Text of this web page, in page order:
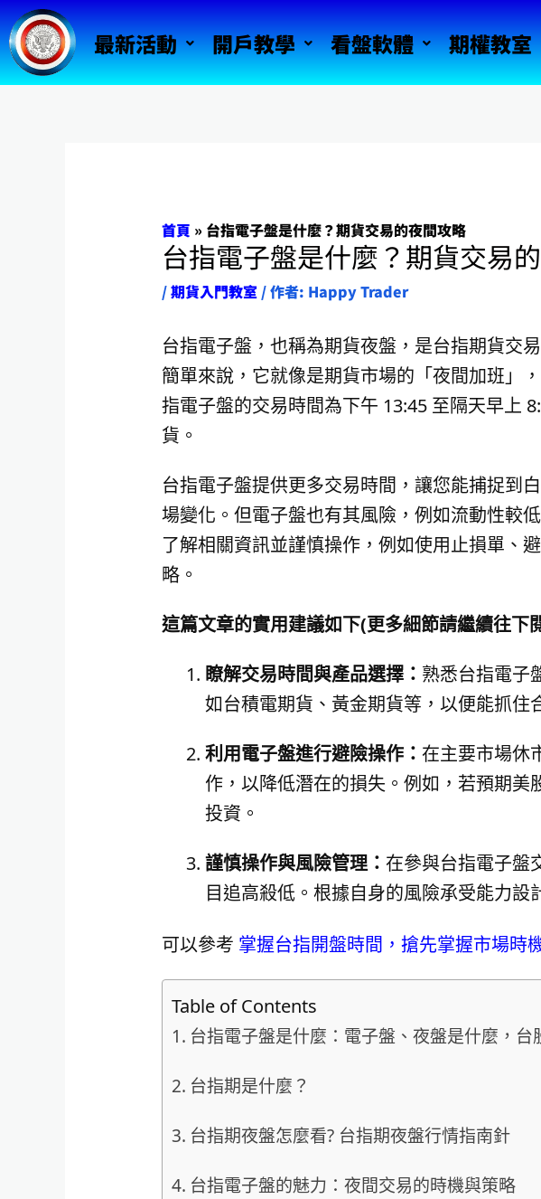
跳
至
主
最新活動 開戶教學 看盤軟體 期權教室
首頁 » 台指電子盤是什麼？期貨交易的夜間攻略
台指電子盤是什麼？期貨交易
/期貨入門教室/ 作者: Happy Trader
台指電子盤，也稱為期貨夜盤，是台指期貨交
簡單來說，它就像是期貨市場的「夜間加班」
指電子盤的交易時間為下午 13:45 至隔天早上
貨。
台指電子盤提供更多交易時間，讓您能捕捉到
場變化。但電子盤也有其風險，例如流動性較
了解相關資訊並謹慎操作，例如使用止損單、
略。
這篇文章的實用建議如下(更多細節請繼續往下
瞭解交易時間與產品選擇： 熟悉台指電子
如台積電期貨、黃金期貨等，以便能抓住
利用電子盤進行避險操作： 在主要市場休
作，以降低潛在的損失。例如，若預期
投資。
謹慎操作與風險管理： 在參與台指電子盤
目追高殺低。根據自身的風險承受能力設
可以參考 掌握台指開盤時間，搶先掌握市場時
Table of Contents
台指電子盤是什麼：電子盤、夜盤是什麼，
台指期是什麼？
台指期夜盤怎麼看? 台指期夜盤行情指南針
台指電子盤的魅力：夜間交易的時機與策略